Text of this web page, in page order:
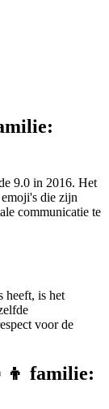
9.0 in 2016. Het
emoji's die zijn
communicatie te
heeft, is het
voor de
familie: